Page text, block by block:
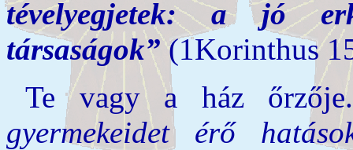
tévelyegjetek: a jó
társaságok”(1Korinthus
Te vagy a ház
gyermekeidet érő